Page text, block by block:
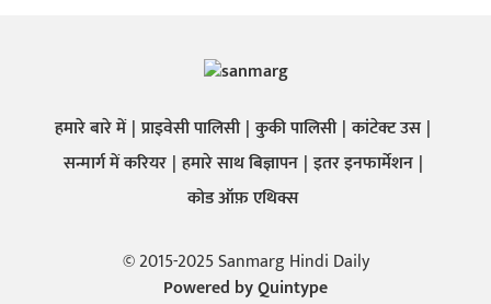
हमारे बारे में प्राइवेसी पालिसी कुकी पालिसी कांटेक्ट उस
सन्मार्ग में करियर हमारे साथ बिज्ञापन इतर इनफार्मेशन
कोड ऑफ़ एथिक्स
© 2015-2025 Sanmarg Hindi Daily
Powered byQuintype